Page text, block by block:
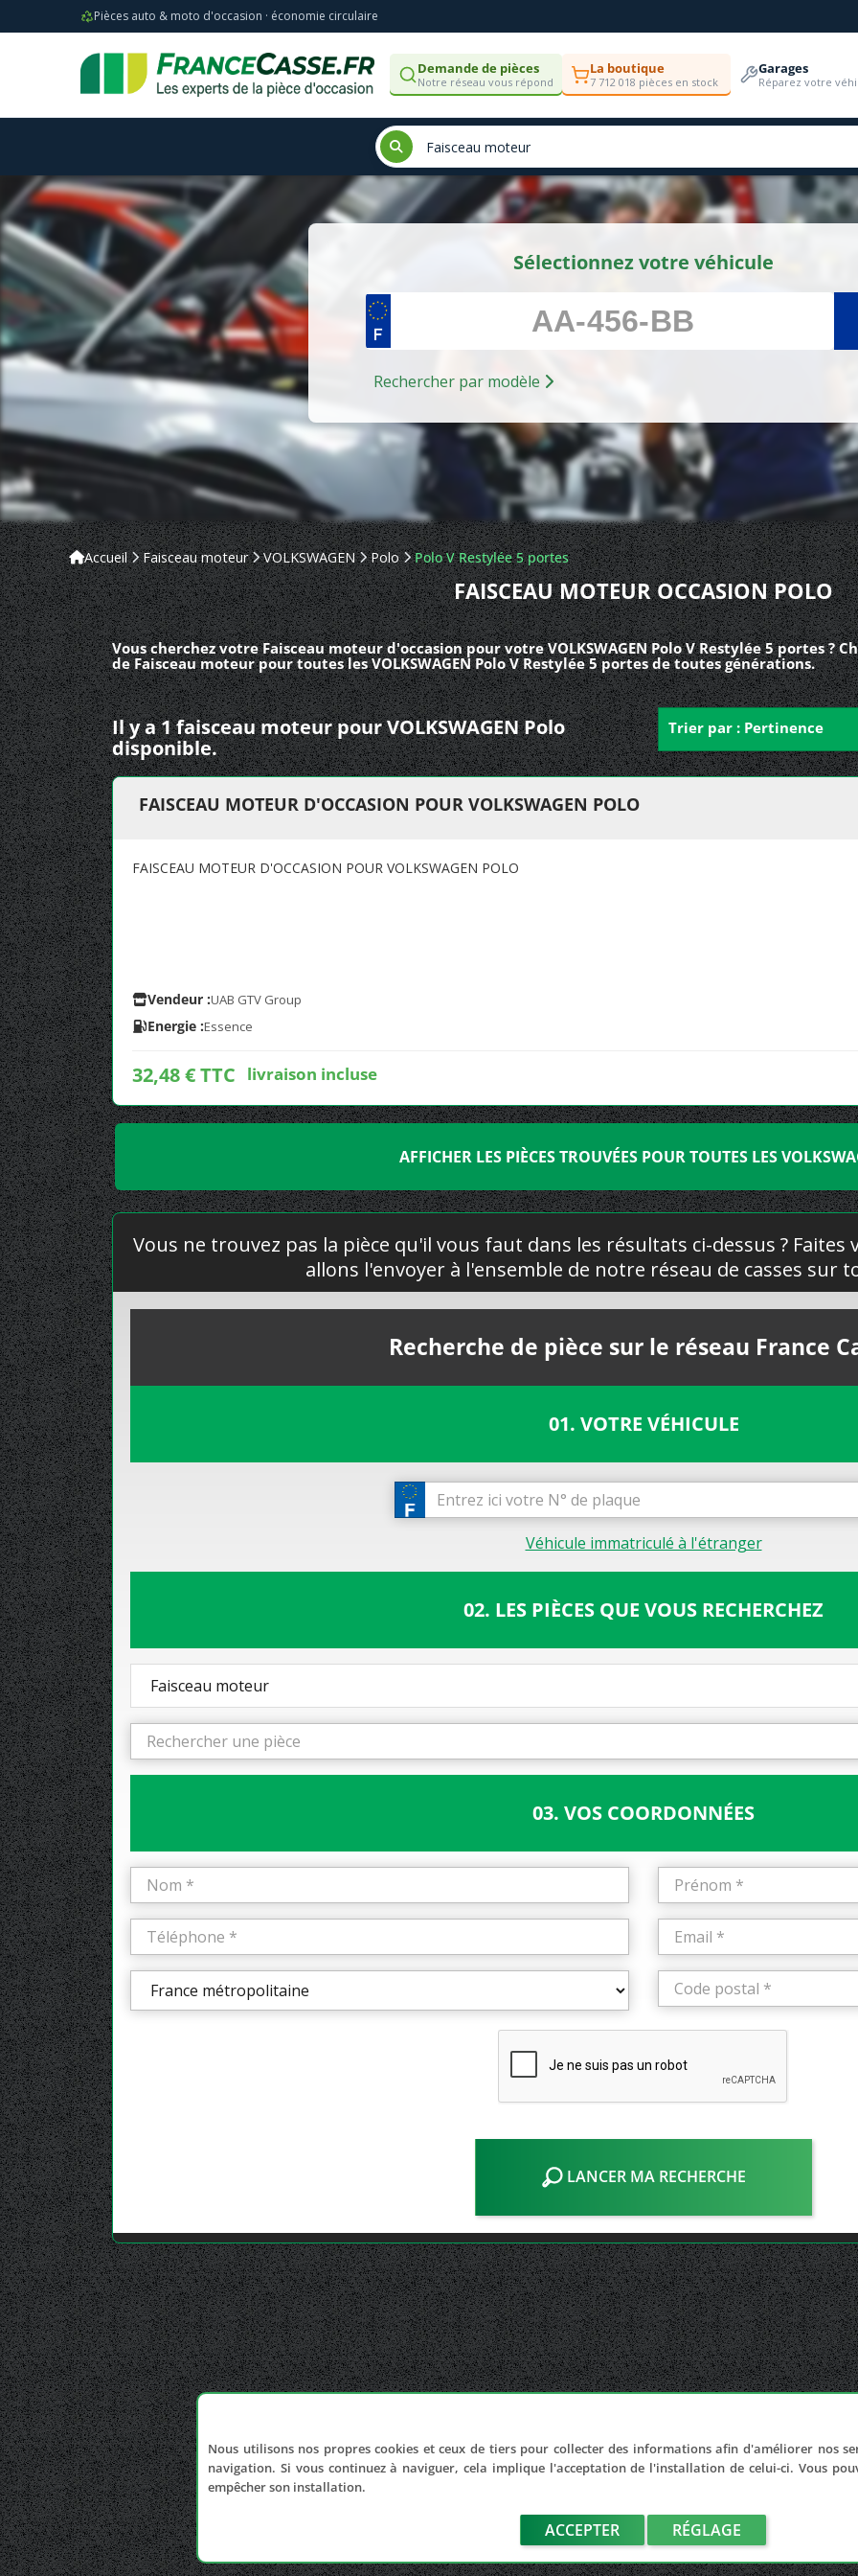
Pièces auto & moto d'occasion · économie circulaire
Demande de pièces
Notre réseau vous répond
La boutique
7 712 018 pièces en stock
Garages
Réparez votre
Sélectionnez votre véhicule
Rechercher par modèle
Accueil Faisceau moteur VOLKSWAGEN Polo Polo V Restylée 5 portes
FAISCEAU MOTEUR OCCASION POLO
Vous cherchez votre Faisceau moteur d'occasion pour votre VOLKSWAGEN Polo V Restylée 5 portes ?
de Faisceau moteur pour toutes les VOLKSWAGEN Polo V Restylée 5 portes de toutes générations.
Il y a 1 faisceau moteur pour VOLKSWAGEN Polo
disponible.
Trier par : Pertinence
FAISCEAU MOTEUR D'OCCASION POUR VOLKSWAGEN POLO
FAISCEAU MOTEUR D'OCCASION POUR VOLKSWAGEN POLO
Vendeur :UAB GTV Group
Energie :Essence
32,48 € TTC livraison incluse
AFFICHER LES PIÈCES TROUVÉES POUR TOUTES LES
Vous ne trouvez pas la pièce qu'il vous faut dans les résultats ci-dessus ? Faites
allons l'envoyer à l'ensemble de notre réseau de casses sur
Recherche de pièce sur le réseau France
01. VOTRE VÉHICULE
Véhicule immatriculé à l'étranger
02. LES PIÈCES QUE VOUS RECHERCHEZ
Faisceau moteur
03. VOS COORDONNÉES
LANCER MA RECHERCHE
Nous utilisons nos propres cookies et ceux de tiers pour collecter des informations afin d'améliorer nos
navigation. Si vous continuez à naviguer, cela implique l'acceptation de l'installation de celui-ci. Vous
empêcher son installation.
ACCEPTER RÉGLAGE